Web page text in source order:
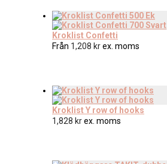
Kroklist Confetti
Från 1,208 krex. moms
Kroklist Y row of hooks
1,828 krex. moms